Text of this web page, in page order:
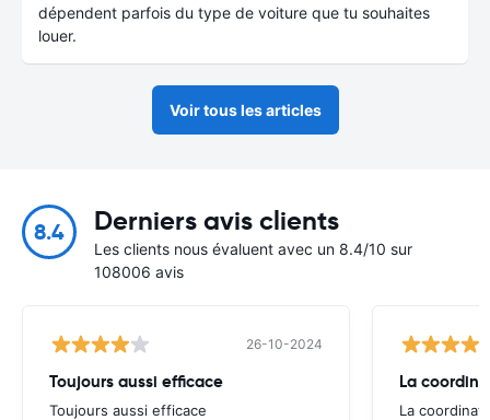
dépendent parfois du type de voiture que tu souhaites
louer.
Voir tous les articles
8.4 Derniers avis clients
Les clients nous évaluent avec un 8.4/10 sur
108006 avis
26-10-2024
Toujours aussi efficace
Toujours aussi efficace
La
La